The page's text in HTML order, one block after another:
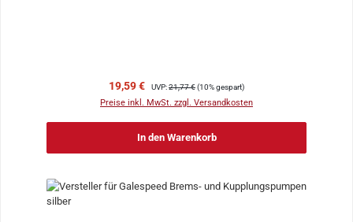
Verkaufspreis:
19,59 € Regulärer Preis:
UVP:21,77 €(10% gespart)
Preise inkl. MwSt. zzgl. Versandkosten
In den Warenkorb